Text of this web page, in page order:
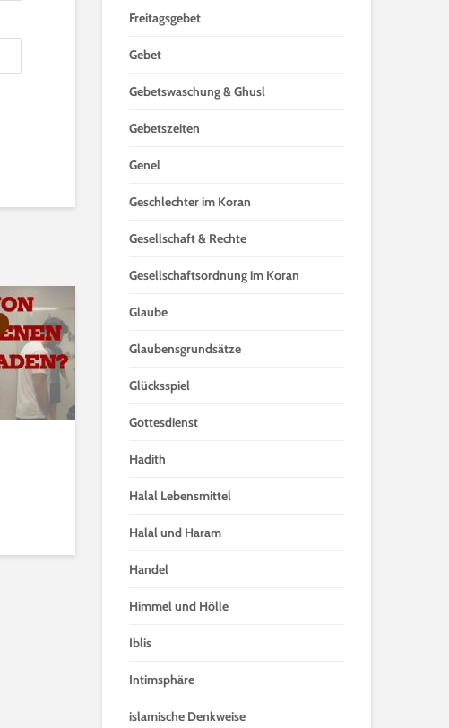
Freitagsgebet
Gebet
Gebetswaschung & Ghusl
Gebetszeiten
Genel
Geschlechter im Koran
Gesellschaft & Rechte
Gesellschaftsordnung im Koran
Glaube
Glaubensgrundsätze
Glücksspiel
Gottesdienst
Hadith
Halal Lebensmittel
Halal und Haram
Handel
Himmel und Hölle
Iblis
Intimsphäre
islamische Denkweise